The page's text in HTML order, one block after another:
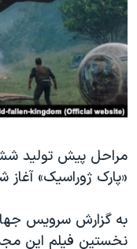
فرهنگ و زندگی
حقوق شهروندی
اقتصادی
علم و فناوری
گالری عکس
آرشیو پخش زنده
مستندها
انتخابات ریاست جمهوری
حمله جمهوری اسلامی
رمز مهسا
اعتراضات زن، زندگی،
مجموعه مستندهای
تریبونال مردمی آبان ۹۸
دادگاه حمید نوری
دنبال کنید
زبانهای مختلف
مراحل پیش تولید
«پارک ژوراسیک» آغاز
به گزارش سرویس